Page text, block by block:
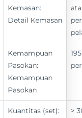
Kemasan:
Detail Kemasan
Kemampuan
Pasokan:
Kemampuan
Pasokan
Kuantitas (set):
>